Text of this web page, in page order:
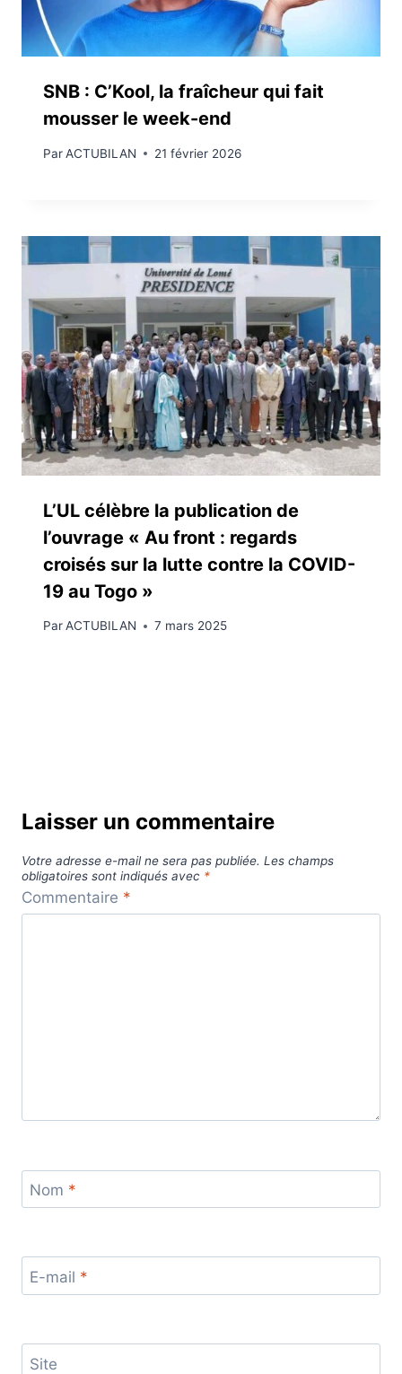
SNB : C’Kool, la fraîcheur qui fait
mousser le week-end
ParACTUBILAN 21 février 2026
L’UL célèbre la publication de
l’ouvrage « Au front : regards
croisés sur la lutte contre la COVID-
19 au Togo »
ParACTUBILAN 7 mars 2025
Laisser un commentaire
Votre adresse e-mail ne sera pas publiée. Les champs
obligatoires sont indiqués avec *
Commentaire *
Nom *
E-mail *
Site